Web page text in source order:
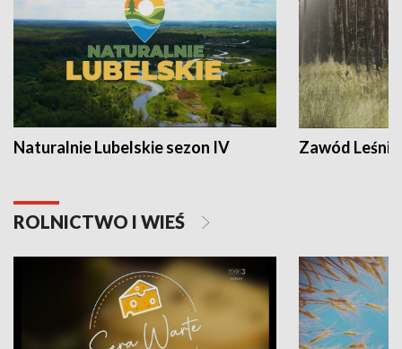
Naturalnie Lubelskie sezon IV Zawód Leśnik
ROLNICTWO I WIEŚ